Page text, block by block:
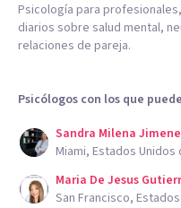
Psicología para
diarios sobre salud mental,
relaciones de pareja.
Psicólogos con los que
Sandra Milena
Miami, Estados Unidos
Maria De Jesus
San Francisco,